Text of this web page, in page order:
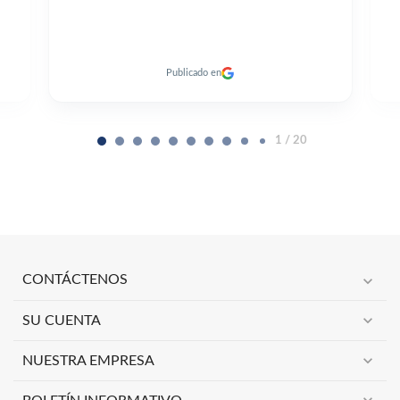
Publicado en
2 / 20
CONTÁCTENOS expand_more
SU CUENTA expand_more
NUESTRA EMPRESA expand_more